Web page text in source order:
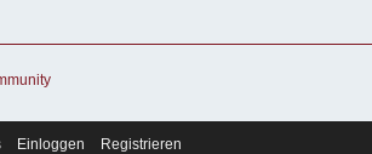
Einloggen Registrieren